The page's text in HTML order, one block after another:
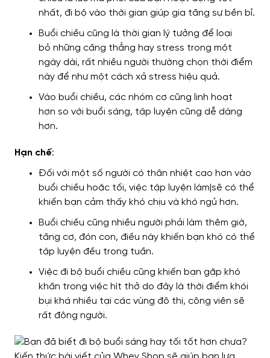
nhất, đi bộ vào thời gian giúp gia tăng sự bền bỉ.
Buổi chiều cũng là thời gian lý tưởng để loại
bỏ những căng thẳng hay stress trong một
ngày dài, rất nhiều người thường chọn thời điểm
này để như một cách xả stress hiệu quả.
Vào buổi chiều, các nhóm cơ cũng linh hoạt
hơn so với buổi sáng, tập luyện cũng dễ dàng
hơn.
Hạn chế:
Đối với một số người có thân nhiệt cao hơn vào
buổi chiều hoặc tối, việc tập luyện làm| sẽ có thể
khiến bạn cảm thấy khó chịu và khó ngủ hơn.
Buổi chiều cũng nhiều người phải làm thêm giờ,
tăng cơ, đón con, điều này khiến bạn khó có thể
tập luyện đều trong tuần.
Việc đi bộ buổi chiều cũng khiến bạn gặp khó
khăn trong việc hít thở do đây là thời điểm khói
bụi khá nhiều tại các vùng đô thị, công viên sẽ
rất đông người.